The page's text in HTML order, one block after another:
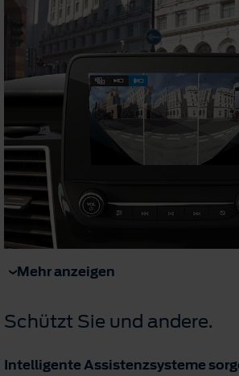
Mehr anzeigen
Schützt Sie und andere.
Intelligente Assistenzsysteme